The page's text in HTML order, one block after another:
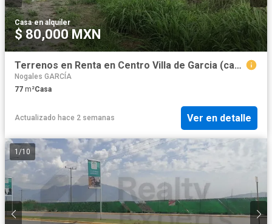
Casa·en alquiler
$ 80,000 MXN
Terrenos en Renta en Centro Villa de Garcia (casco)
Nogales GARCÍA
77 m²Casa
Actualizado hace 2 semanas Ver en detalle
1 /10